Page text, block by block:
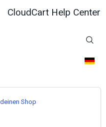
CloudCart Help Center
Shop